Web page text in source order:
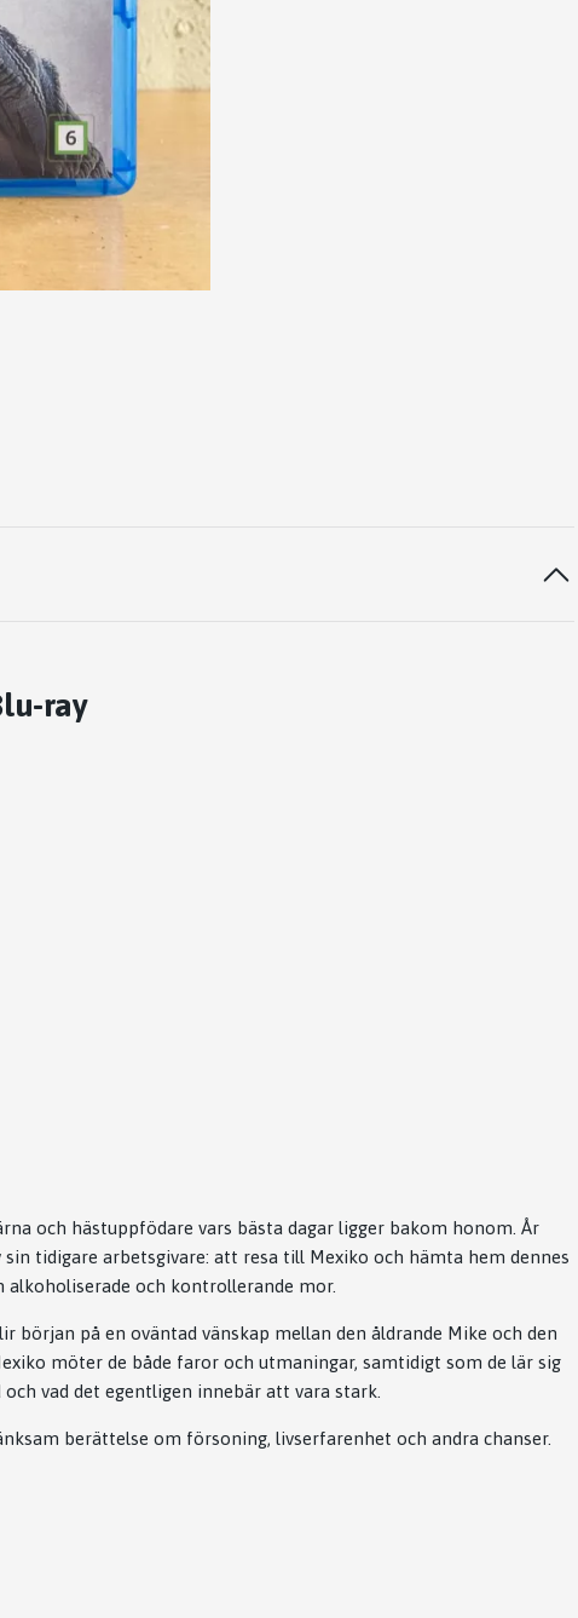
ray
och hästuppfödare vars bästa dagar ligger bakom honom. År
tidigare arbetsgivare: att resa till Mexiko och hämta hem dennes
alkoholiserade och kontrollerande mor.
början på en oväntad vänskap mellan den åldrande Mike och den
möter de både faror och utmaningar, samtidigt som de lär sig
vad det egentligen innebär att vara stark.
berättelse om försoning, livserfarenhet och andra chanser.